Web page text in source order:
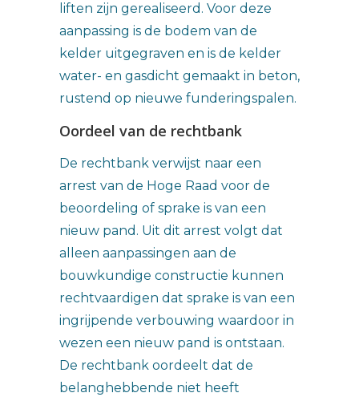
liften zijn gerealiseerd. Voor deze
aanpassing is de bodem van de
kelder uitgegraven en is de kelder
water- en gasdicht gemaakt in beton,
rustend op nieuwe funderingspalen.
Oordeel van de rechtbank
De rechtbank verwijst naar een
arrest van de Hoge Raad voor de
beoordeling of sprake is van een
nieuw pand. Uit dit arrest volgt dat
alleen aanpassingen aan de
bouwkundige constructie kunnen
rechtvaardigen dat sprake is van een
ingrijpende verbouwing waardoor in
wezen een nieuw pand is ontstaan.
De rechtbank oordeelt dat de
belanghebbende niet heeft